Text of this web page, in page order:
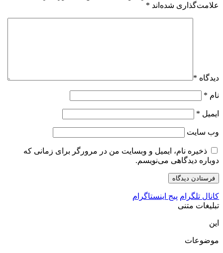
علامت‌گذاری شده‌اند *
دیدگاه *
نام *
ایمیل *
وب‌ سایت
ذخیره نام، ایمیل و وبسایت من در مرورگر برای زمانی که
دوباره دیدگاهی می‌نویسم.
کانال تلگرام پیج اینستاگرام
تبلیغات متنی
این
موضوعات